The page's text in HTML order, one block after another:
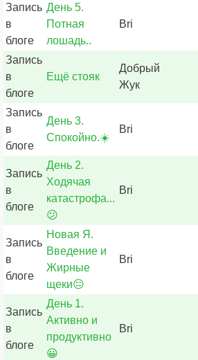
Запись
в
блоге
День 5.
Потная
лошадь..
Bri
Запись
в
блоге
Ещё стояк
Добрый
Жук
Запись
в
блоге
День 3.
Спокойно.☀️
Bri
Запись
в
блоге
День 2.
Ходячая
катастрофа...
😕
Bri
Запись
в
блоге
Новая Я.
Введение и
Жирные
щеки😐
Bri
Запись
в
блоге
День 1.
Активно и
продуктивно
😀
Bri